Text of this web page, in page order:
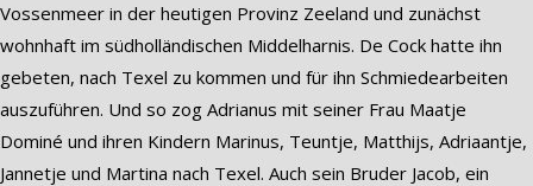
Vossenmeer in der heutigen Provinz Zeeland und zunächst
wohnhaft im südholländischen Middelharnis. De Cock hatte ihn
gebeten, nach Texel zu kommen und für ihn Schmiedearbeiten
auszuführen. Und so zog Adrianus mit seiner Frau Maatje
Dominé und ihren Kindern Marinus, Teuntje, Matthijs, Adriaantje,
Jannetje und Martina nach Texel. Auch sein Bruder Jacob, ein